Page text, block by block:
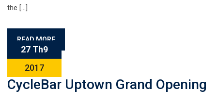
the […]
READ MORE
27 Th9
2017
CycleBar Uptown Grand Opening